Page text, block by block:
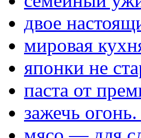
двое
мировая
японки не
паста от
зажечь